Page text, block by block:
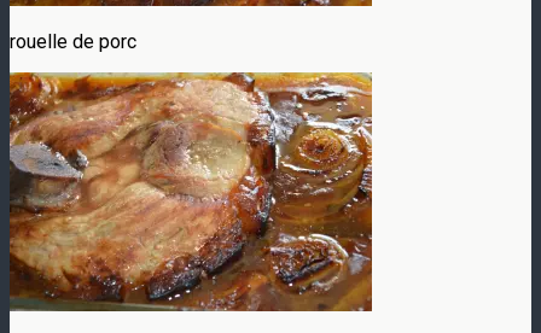
rouelle de porc